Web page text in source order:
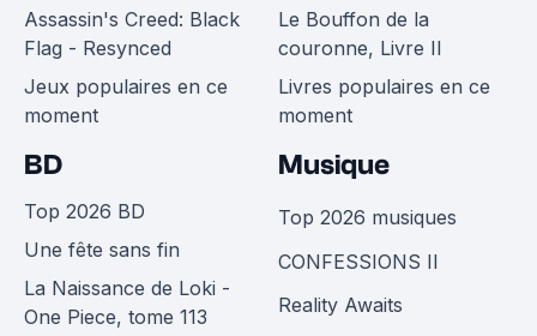
Assassin's Creed: Black
Flag - Resynced
Jeux populaires en ce
moment
Le Bouffon de la
couronne, Livre II
Livres populaires en ce
moment
BD
Top 2026 BD
Une fête sans fin
La Naissance de Loki -
One Piece, tome 113
Musique
Top 2026 musiques
CONFESSIONS II
Reality Awaits